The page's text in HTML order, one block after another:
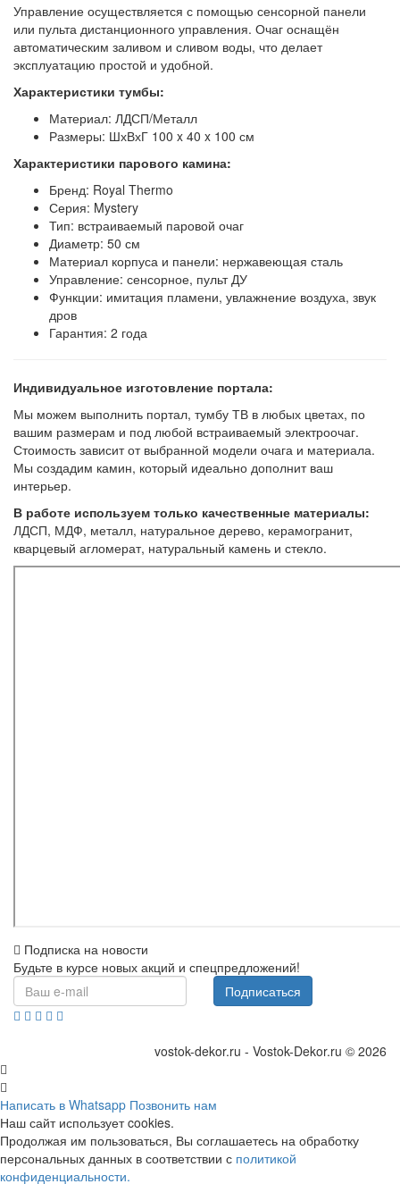
Управление осуществляется с помощью сенсорной панели
или пульта дистанционного управления. Очаг оснащён
автоматическим заливом и сливом воды, что делает
эксплуатацию простой и удобной.
Характеристики тумбы:
Материал: ЛДСП/Металл
Размеры: ШхВхГ 100 x 40 x 100 см
Характеристики парового камина:
Бренд: Royal Thermo
Серия: Mystery
Тип: встраиваемый паровой очаг
Диаметр: 50 см
Материал корпуса и панели: нержавеющая сталь
Управление: сенсорное, пульт ДУ
Функции: имитация пламени, увлажнение воздуха, звук
дров
Гарантия: 2 года
Индивидуальное изготовление портала:
Мы можем выполнить портал, тумбу ТВ в любых цветах, по
вашим размерам и под любой встраиваемый электроочаг.
Стоимость зависит от выбранной модели очага и материала.
Мы создадим камин, который идеально дополнит ваш
интерьер.
В работе используем только качественные материалы:
ЛДСП, МДФ, металл, натуральное дерево, керамогранит,
кварцевый агломерат, натуральный камень и стекло.
Подписка на новости
Будьте в курсе новых акций и спецпредложений!
Подписаться
vostok-dekor.ru - Vostok-Dekor.ru © 2026
Написать в Whatsapp Позвонить нам
Наш сайт использует cookies.
Продолжая им пользоваться, Вы соглашаетесь на обработку
персональных данных в соответствии с политикой
конфиденциальности.